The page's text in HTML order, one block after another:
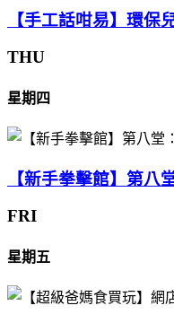
【手工話咁易】環保
THU
星期四
【新手拳擊館】第八
FRI
星期五